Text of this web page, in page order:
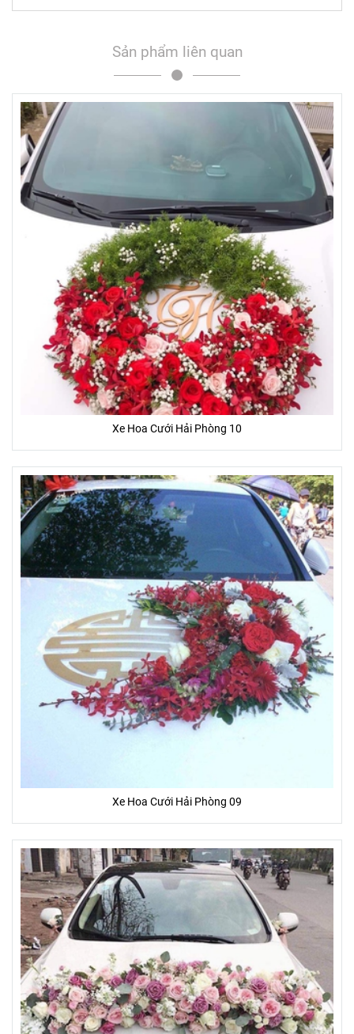
*Ghi chú:
- Hoa tươi là sản phẩm tự nhiên, đặc thù thủ công nên sản
phẩm hoa sau khi hoàn thành sẽ giống 85 - 95% so với hình
ảnh sẵn có.
- Một số hoa phụ, lá, phụ kiện trên mẫu có thể thay đổi tùy
thuộc vào từng mùa, và từng tỉnh thành.
- Màu sắc của hoa thực tế nhận được có thể thay đổi chút ít
so với hình ảnh mẫu (Do màu sắc hiển thị khác nhau trên
từng màn hình thiết bị, góc chụp, ánh sáng)
ƯU ĐÃI ĐẶC BIỆT
- Tặng banner hoặc thiệp (trị giá 20.000đ - 50.000đ) miễn phí
- Miễn phí giao khu vực nội thành
- Giao gấp trong vòng 2 giờ
- Cam kết 100% hoàn lại tiền nếu Bạn không hài lòng
- Cam kết hoa tươi trên 3 ngày
Sản phẩm liên quan
Xe Hoa Cưới Hải Phòng 10
Xe Hoa Cưới Hải Phòng 09